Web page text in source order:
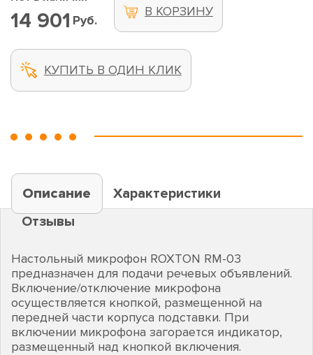
14 901 Руб.
В КОРЗИНУ
КУПИТЬ В ОДИН КЛИК
Описание
Характеристики
Отзывы
Настольный микрофон ROXTON RM-03
предназначен для подачи речевых объявлений.
Включение/отключение микрофона
осуществляется кнопкой, размещенной на
передней части корпуса подставки. При
включении микрофона загорается индикатор,
размещенный над кнопкой включения.